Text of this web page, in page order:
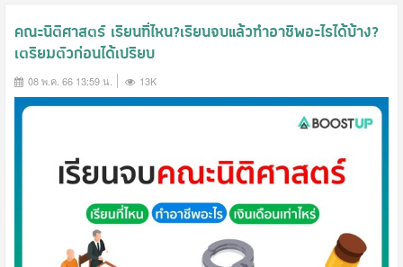
คณะนิติศาสตร์ เรียนที่ไหน?เรียนจบแล้วทำอาชีพอะไรได้บ้าง?
เตรียมตัวก่อนได้เปรียบ
08 พ.ค. 66 13:59 น. 13K